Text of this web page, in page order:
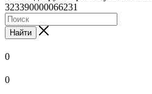
323390000066231
Найти
0
0